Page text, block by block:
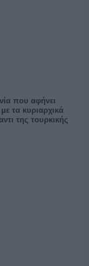
που αφήνει
τα κυριαρχικά
της τουρκικής